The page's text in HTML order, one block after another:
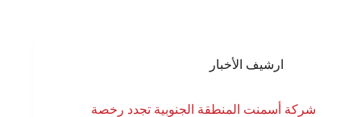
ارشيف الأخبار
شركة أسمنت المنطقة الجنوبية تجدد رخصة